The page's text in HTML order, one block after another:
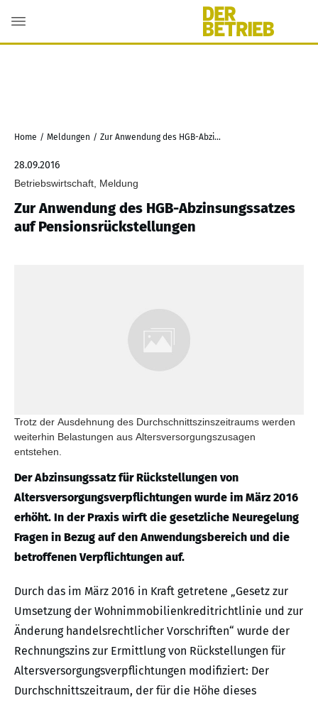
Home / Meldungen / Zur Anwendung des HGB-Abzinsungssatzes auf Pensionsrückstellungen
28.09.2016
Betriebswirtschaft, Meldung
Zur Anwendung des HGB-Abzinsungssatzes
auf Pensionsrückstellungen
Trotz der Ausdehnung des Durchschnittszinszeitraums werden
weiterhin Belastungen aus Altersversorgungszusagen
entstehen.
Der Abzinsungssatz für Rückstellungen von
Altersversorgungsverpflichtungen wurde im März 2016
erhöht. In der Praxis wirft die gesetzliche Neuregelung
Fragen in Bezug auf den Anwendungsbereich und die
betroffenen Verpflichtungen auf.
Durch das im März 2016 in Kraft getretene „Gesetz zur
Umsetzung der Wohnimmobilienkreditrichtlinie und zur
Änderung handelsrechtlicher Vorschriften“ wurde der
Rechnungszins zur Ermittlung von Rückstellungen für
Altersversorgungsverpflichtungen modifiziert: Der
Durchschnittszeitraum, der für die Höhe dieses